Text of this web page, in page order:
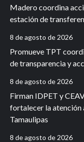
Madero coordina
estación de
8 de agosto de 2026
Promueve TPT
de transparencia y
8 de agosto de 2026
Firman IDPET y
fortalecer la atención
Tamaulipas
8 de agosto de 2026